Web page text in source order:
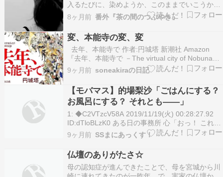
入るたびに、染めようか、このままでいこうかと
気持ちが揺れます。 昔は迷わず染めていたのに、
年齢を重ねると判断基準が変わってきました。
「隠すために染める」のか、「楽しむために染め
る」のか。 あるいは、「自然なままを受け入れ
る」のか。ど…
8ヶ月前 番外『茶の間のつぶやき』
変、本能寺の変、変
去年、本能寺で 作者:円城塔 新潮社 Amazon
『去年、本能寺で －The virtual city of Nobunaga
－』円城塔著を読む。 日本の歴史にSFを利かせ
たメタフィクション。しかも、著者は元々理系の
人ゆえ、そのあたりの知識も踏まえて煙にまく。
いい意…
9ヶ月前 soneakiraの日記
【モバマス】的場梨沙「ごはんにする？
お風呂にする？ それとも――」
1: ◆C2VTzcV58A 2019/11/19(火) 00:28:27.92
ID:dTloBLzK0 ある日の事務所 心「おっ！ これこ
の前のブライダル特集の写真？ 梨沙ちゃんめっち
ゃかわいーじゃん☆」 梨沙「まあ、トーゼンよ
ね！」 飛鳥「普段のツインテールを解き放った結
果…
9ヶ月前 SSまにあっくす！
仏壇のありがたさ☆
母の認知症が進んできたことで、母を宮城から川